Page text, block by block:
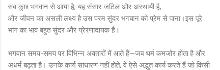
सब कुछ भगवान से आया है, यह संसार जटिल और अस्थायी है,
और जीवन का असली लक्ष्य है उस परम सुंदर भगवान को प्रेम से पाना।इस पूरे
भाग का भाव बहुत सुंदर और प्रेरणादायक है।
भगवान समय-समय पर विभिन्न अवतारों में आते हैं—जब धर्म कमजोर होता है और
अधर्म बढ़ता है। उनके कार्य साधारण नहीं होते, वे ऐसे अद्भुत कार्य करते हैं जो किसी